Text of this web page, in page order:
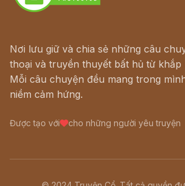
Nơi lưu giữ và chia sẻ những câu
thoại và truyền thuyết bất hủ từ khắp
Mỗi câu chuyện đều mang trong
niềm cảm hứng.
Được tạo với cho những người yêu truyện